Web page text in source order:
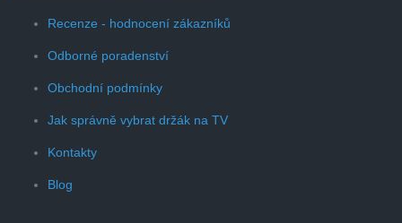
Recenze - hodnocení zákazníků
Odborné poradenství
Obchodní podmínky
Jak správně vybrat držák na TV
Kontakty
Blog